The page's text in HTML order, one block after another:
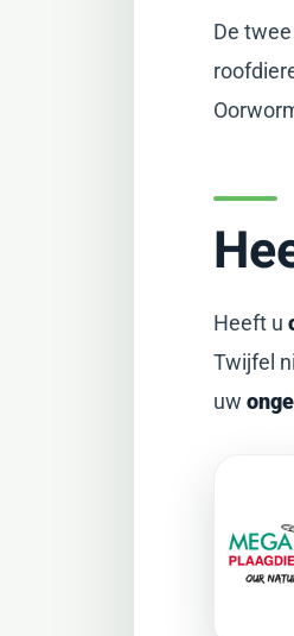
De
Heeft u
Twijfel
uw